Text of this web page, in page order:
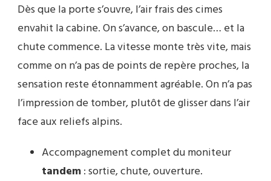
Dès que la porte s’ouvre, l’air frais des cimes
envahit la cabine. On s’avance, on bascule… et la
chute commence. La vitesse monte très vite, mais
comme on n’a pas de points de repère proches, la
sensation reste étonnamment agréable. On n’a pas
l’impression de tomber, plutôt de glisser dans l’air
face aux reliefs alpins.
Accompagnement complet du moniteur
tandem: sortie, chute, ouverture.